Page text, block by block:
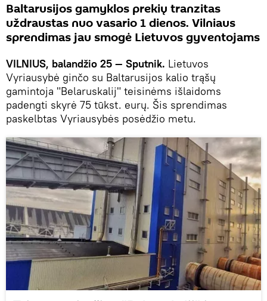
Baltarusijos gamyklos prekių tranzitas
uždraustas nuo vasario 1 dienos. Vilniaus
sprendimas jau smogė Lietuvos gyventojams
VILNIUS, balandžio 25 — Sputnik. Lietuvos
Vyriausybė ginčo su Baltarusijos kalio trąšų
gamintoja "Belaruskalij" teisinėms išlaidoms
padengti skyrė 75 tūkst. eurų. Šis sprendimas
paskelbtas Vyriausybės posėdžio metu.